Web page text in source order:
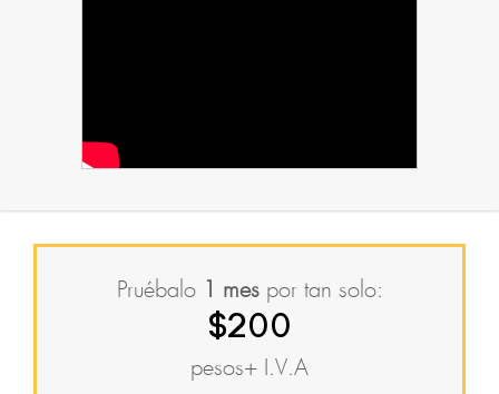
Pruébalo 1 mespor tan solo:
$200
pesos+ I.V.A